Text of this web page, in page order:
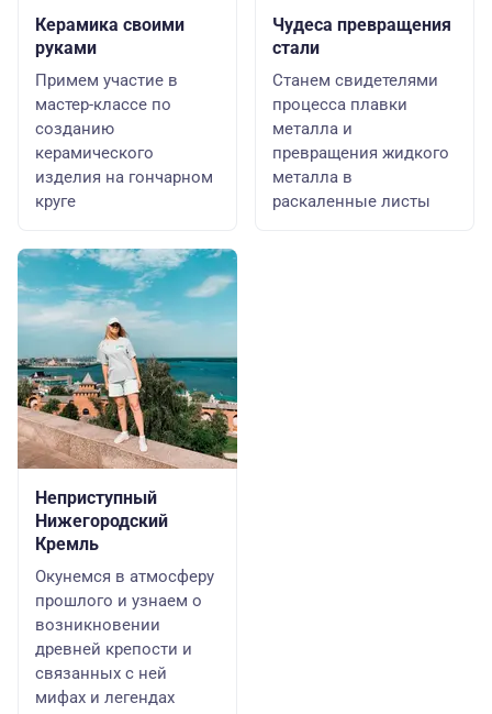
Керамика своими
руками
Примем участие в
мастер-классе по
созданию
керамического
изделия на гончарном
круге
Неприступный
Нижегородский
Кремль
Окунемся в атмосферу
прошлого и узнаем о
возникновении
древней крепости и
связанных с ней
мифах и легендах
Чудеса превращения
стали
Станем свидетелями
процесса плавки
металла и
превращения жидкого
металла в
раскаленные листы